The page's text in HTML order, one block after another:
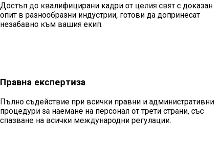
Достъп до квалифицирани кадри от целия свят с доказан
опит в разнообразни индустрии, готови да допринесат
незабавно към вашия екип.
Правна експертиза
Пълно съдействие при всички правни и административни
процедури за наемане на персонал от трети страни, със
спазване на всички международни регулации.